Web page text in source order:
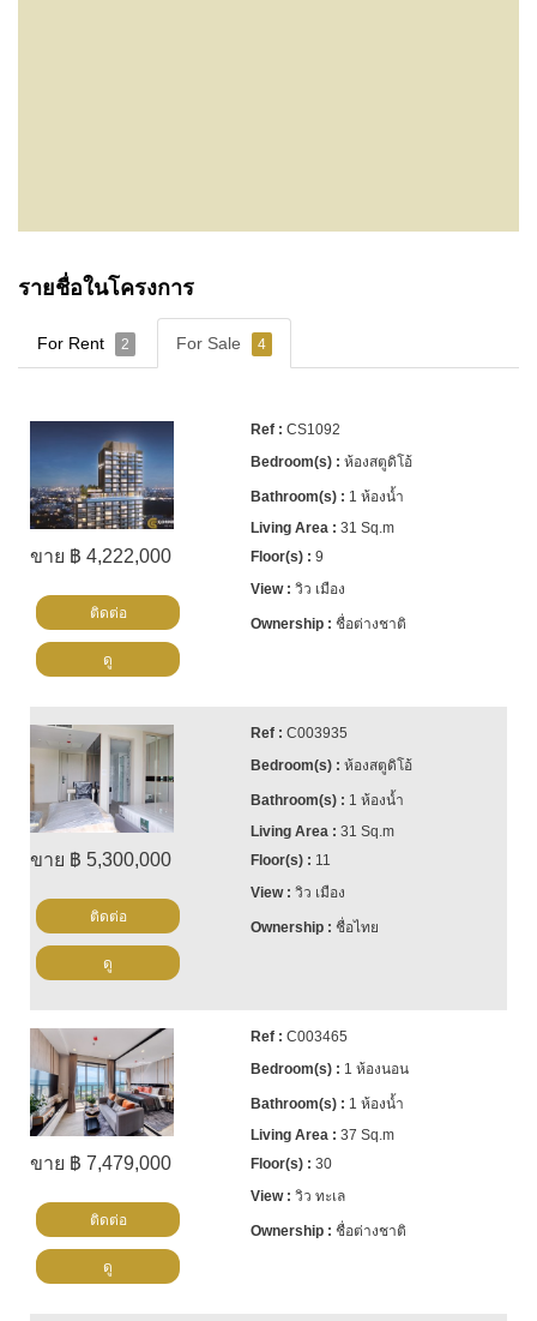
รายชื่อในโครงการ
For Rent 2 For Sale 4
ขาย ฿ 4,222,000
CS1092
ห้องสตูดิโอ้
1 ห้องน้ำ
31 Sq.m
9
วิว เมือง
ชื่อต่างชาติ
ติดต่อ
ดู
ขาย ฿ 5,300,000
C003935
ห้องสตูดิโอ้
1 ห้องน้ำ
31 Sq.m
11
วิว เมือง
ชื่อไทย
ติดต่อ
ดู
ขาย ฿ 7,479,000
C003465
1 ห้องนอน
1 ห้องน้ำ
37 Sq.m
30
วิว ทะเล
ชื่อต่างชาติ
ติดต่อ
ดู